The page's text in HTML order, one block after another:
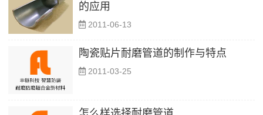
的应用
2011-06-13
陶瓷贴片耐磨管道的制作与特点
2011-03-25